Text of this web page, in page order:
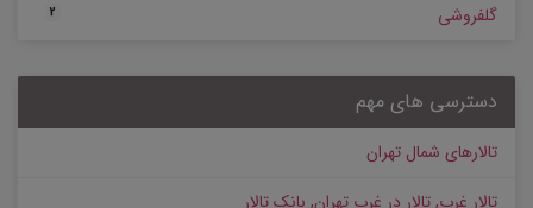
گلفروشی 2
دسترسی های مهم
تالارهای شمال تهران
تالار غرب, تالار در غرب تهران, بانک تالار